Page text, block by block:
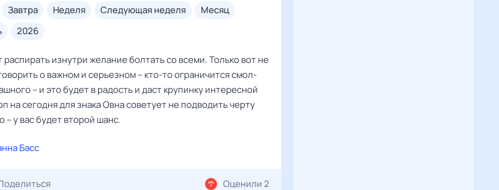
завтра неделя следующая неделя
месяц
2026
изнутри желание болтать со всеми. Только вот не
о важном и серьезном – кто-то ограничится смол-
– и это будет в радость и даст крупинку интересной
на сегодня для знака Овна советует не подводить черту
– у вас будет второй шанс.
Басс
Оценили 2